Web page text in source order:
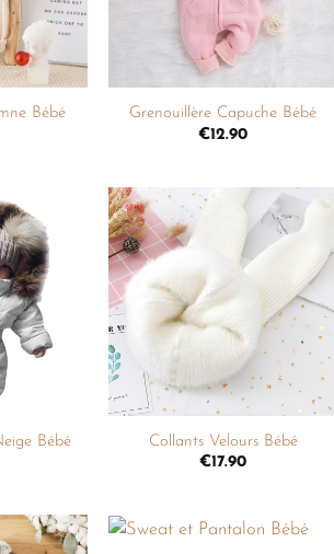
Bébé
Grenouillère Capuche Bébé
€12.90
Ajouter
à la
liste de
souhaits
Bébé
liste de
souhaits
Collants Velours Bébé
€17.90